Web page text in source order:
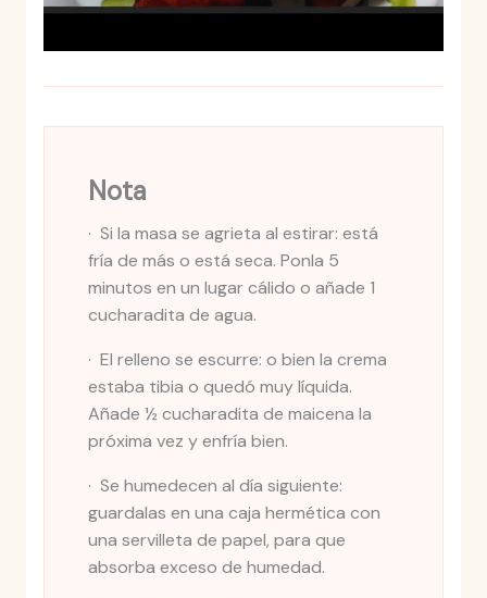
Nota
· Si la masa se agrieta al estirar: está
fría de más o está seca. Ponla 5
minutos en un lugar cálido o añade 1
cucharadita de agua.
· El relleno se escurre: o bien la crema
estaba tibia o quedó muy líquida.
Añade ½ cucharadita de maicena la
próxima vez y enfría bien.
· Se humedecen al día siguiente:
guardalas en una caja hermética con
una servilleta de papel, para que
absorba exceso de humedad.